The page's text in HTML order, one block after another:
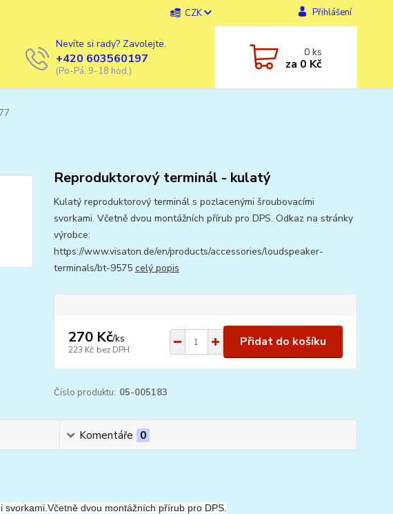
CZK Přihlášení
Nevíte si rady? Zavolejte.
+420 603560197
(Po-Pá, 9-18 hod.)
0ks
za 0 Kč
Reproduktorový terminál - kulatý
Kulatý reproduktorový terminál s pozlacenými šroubovacími
svorkami. Včetně dvou montážních přírub pro DPS. Odkaz na stránky
výrobce:
https://www.visaton.de/en/products/accessories/loudspeaker-
terminals/bt-9575 celý popis
270 Kč/ks
223 Kč bez DPH
Přidat do košíku
Číslo produktu: 05-005183
Komentáře 0
svorkami. Včetně dvou montážních přírub pro DPS.